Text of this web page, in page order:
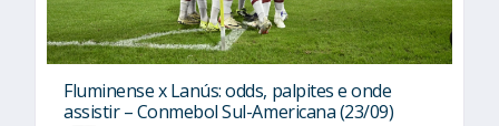
Fluminense x Lanús: odds, palpites e onde
assistir – Conmebol Sul-Americana (23/09)